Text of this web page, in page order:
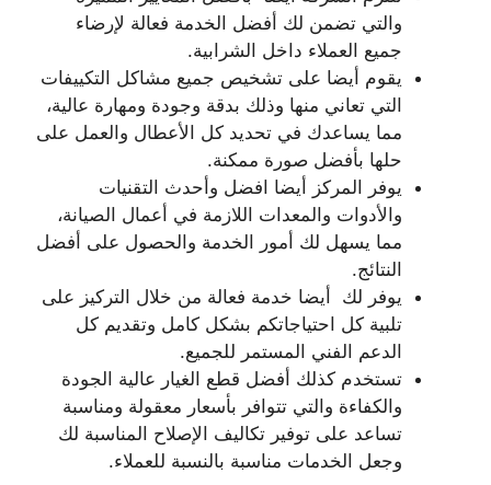
والتي تضمن لك أفضل الخدمة فعالة لإرضاء
جميع العملاء داخل الشرابية.
يقوم أيضا على تشخيص جميع مشاكل التكييفات
التي تعاني منها وذلك بدقة وجودة ومهارة عالية،
مما يساعدك في تحديد كل الأعطال والعمل على
حلها بأفضل صورة ممكنة.
يوفر المركز أيضا افضل وأحدث التقنيات
والأدوات والمعدات اللازمة في أعمال الصيانة،
مما يسهل لك أمور الخدمة والحصول على أفضل
النتائج.
يوفر لك أيضا خدمة فعالة من خلال التركيز على
تلبية كل احتياجاتكم بشكل كامل وتقديم كل
الدعم الفني المستمر للجميع.
تستخدم كذلك أفضل قطع الغيار عالية الجودة
والكفاءة والتي تتوافر بأسعار معقولة ومناسبة
تساعد على توفير تكاليف الإصلاح المناسبة لك
وجعل الخدمات مناسبة بالنسبة للعملاء.